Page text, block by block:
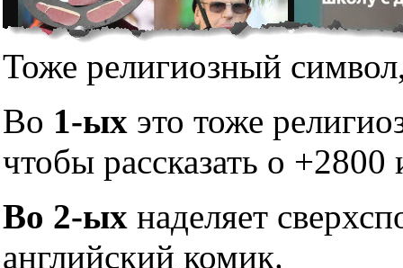
Тоже религиозный
Во 1-ых это тоже
чтобы рассказать о +2800
Во 2-ых наделяет
английский комик.